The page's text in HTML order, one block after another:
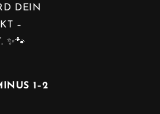
DEIN
–
✨🐾
1–2